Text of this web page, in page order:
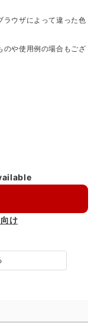
ラウザによって違った色
のや使用例の場合もござ
け